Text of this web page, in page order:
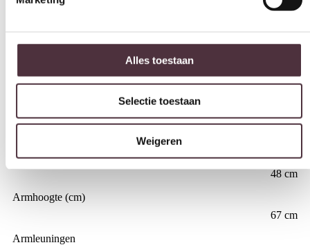
Selectie toestaan
Weigeren
61 cm
Diepte (cm)
Hoogte (cm)
Zitdiepte (cm)
Zithoogte (cm)
48 cm
Armhoogte (cm)
67 cm
Armleuningen